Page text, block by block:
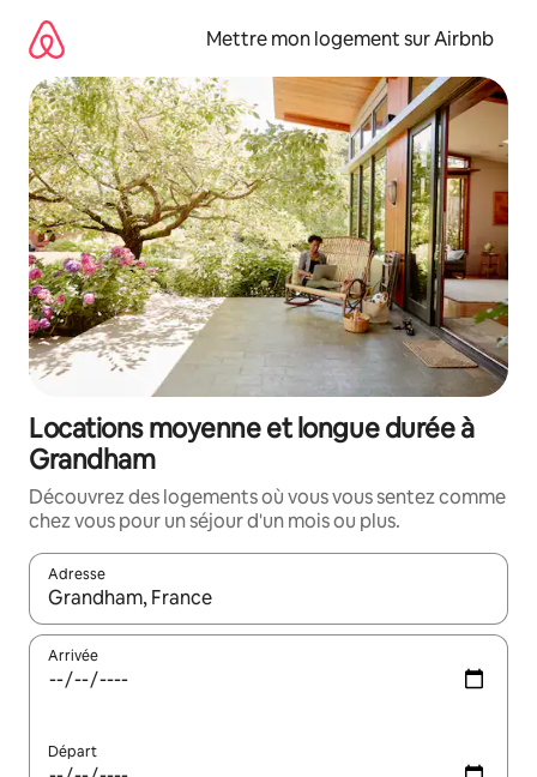
directement
contenu
Mettre mon logement sur Airbnb
Locations moyenne et longue durée à
Grandham
Découvrez des logements où vous vous sentez comme
chez vous pour un séjour d'un mois ou plus.
Adresse
Lorsque les résultats s'affichent, utilisez les flèches vers le
Arrivée
Départ